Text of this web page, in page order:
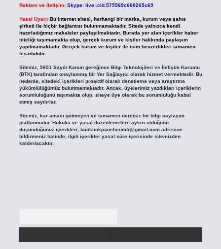
Reklam ve İletişim: Skype: live:.cid.575569c608265c69
Yasal Uyarı: Bu internet sitesi, herhangi bir marka, kurum veya şahıs
şirketi ile hiçbir bağlantısı bulunmamaktadır. Sitede yalnızca kendi
hazırladığımız makaleler paylaşılmaktadır. Burada yer alan içerikler haber
niteliği taşımamakta olup, gerçek kurum ve kişiler hakkında paylaşım
yapılmamaktadır. Gerçek kurum ve kişiler ile isim benzerlikleri tamamen
tesadüfidir.
Sitemiz, 5651 Sayılı Kanun gereğince Bilgi Teknolojileri ve İletişim Kurumu
(BTK) tarafından onaylanmış bir Yer Sağlayıcı olarak hizmet vermektedir. Bu
nedenle, sitedeki içerikleri proaktif olarak denetleme veya araştırma
yükümlülüğümüz bulunmamaktadır. Ancak, üyelerimiz yazdıkları içeriklerin
sorumluluğunu taşımakta olup, siteye üye olarak bu sorumluluğu kabul
etmiş sayılırlar.
Sitemiz, kar amacı gütmeyen ve tamamen ücretsiz bir bilgi paylaşım
platformudur. Hukuka ve yasal düzenlemelere aykırı olduğunu
düşündüğünüz içerikleri, backlinkpanelicomtr@gmail.comadresine
bildirmeniz halinde, ilgili içerikler yasal süre içerisinde sitemizden
kaldırılacaktır.